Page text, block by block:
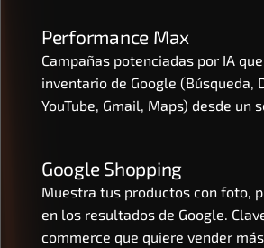
Performance Max
Campañas potenciadas por IA
inventario de Google (Búsqueda,
YouTube, Gmail, Maps) desde un
Google Shopping
Muestra tus productos con foto,
en los resultados de Google.
commerce que quiere vender